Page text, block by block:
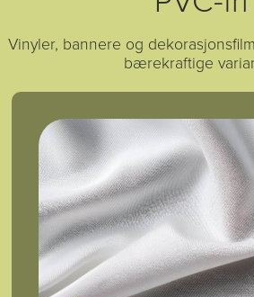
Vinyler, bannere og
bærekraftige